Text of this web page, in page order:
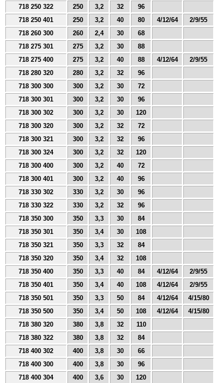
718 250 322
250 3,2 32
96
718 250 401
250 3,2 40 80 4/12/64
2/9/55
718 260 300
260 2,4 30
68
718 275 301
275 3,2 30
88
718 275 400
275 3,2 40 88 4/12/64
2/9/55
718 280 320
280 3,2 32
96
718 300 300
300 3,2 30
72
718 300 301
300 3,2 30
96
718 300 302
300 3,2 30
120
718 300 320
300 3,2 32
72
718 300 321
300 3,2 32
96
718 300 324
300 3,2 32
120
718 300 400
300 3,2 40
72
718 300 401
300 3,2 40
96
718 330 302
330 3,2 30
96
718 330 322
330 3,2 32
96
718 350 300
350 3,3 30
84
718 350 301
350 3,4 30
108
718 350 321
350 3,3 32
84
718 350 320
350 3,4 32
108
718 350 400
350 3,3 40 84 4/12/64
2/9/55
718 350 401
350 3,4 40 108 4/12/64
2/9/55
718 350 501
350 3,3 50 84 4/12/64
4/15/80
718 350 500
350 3,4 50 108 4/12/64
4/15/80
718 380 320
380 3,8 32
110
718 380 322
380 3,8 32
84
718 400 302
400 3,8 30
66
718 400 300
400 3,8 30
96
718 400 304
400 3,6 30 120